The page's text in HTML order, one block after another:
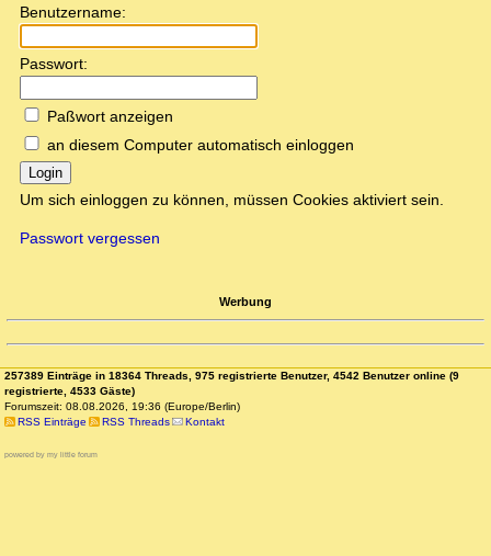
Benutzername:
Passwort:
Paßwort anzeigen
an diesem Computer automatisch einloggen
Login
Um sich einloggen zu können, müssen Cookies aktiviert sein.
Passwort vergessen
Werbung
257389 Einträge in 18364 Threads, 975 registrierte Benutzer, 4542 Benutzer online (9
registrierte, 4533 Gäste)
Forumszeit: 08.08.2026, 19:36 (Europe/Berlin)
RSS Einträge
RSS Threads Kontakt
powered by my little forum